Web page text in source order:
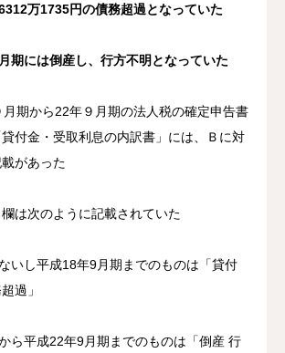
万1735円の債務超過となっていた
には倒産し、行方不明となっていた
期から22年９月期の法人税の確定申告書
付金・受取利息の内訳書」には、Ｂに対
があった
欄は次のように記載されていた
いし平成18年9月期までのものは「貸付
過」
ら平成22年9月期までのものは「倒産 行